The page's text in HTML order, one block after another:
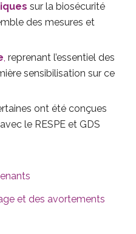
sur la biosécurité
des mesures et
, reprenant l’essentiel des
sensibilisation sur ce
ont été conçues
le RESPE et GDS
et des avortements